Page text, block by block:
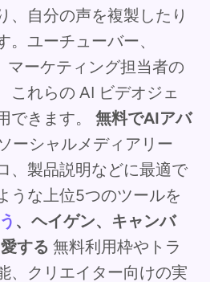
、自分の声を複製したり
ユーチューバー、
マーケティング担当者の
これらの AI ビデオジェ
できます。 無料でAIアバ
ーシャルメディアリー
、製品説明などに最適で
うな上位5つのツールを
、ヘイゲン、キャンバ
愛する 無料利用枠やトラ
、クリエイター向けの実